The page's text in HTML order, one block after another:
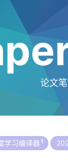
论文
学习编译器1